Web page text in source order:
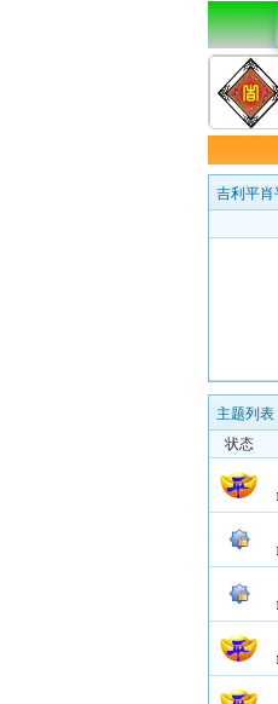
吉利平肖
主题列表
状态